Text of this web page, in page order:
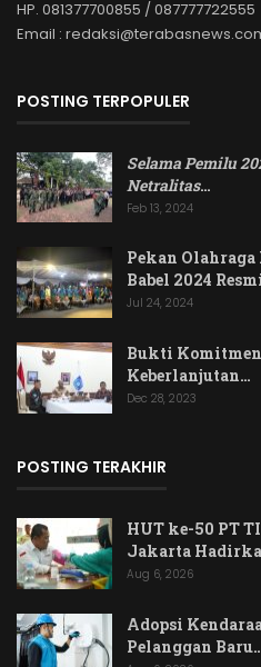
HP. 081377700855 / 087777722555
Email :
POSTING TERPOPULER
Selama Pemilu
Netralitas…
Feb 13, 2024
Pekan Olahraga
Babel 2024
Jul 24, 2024
Bukti
Keberlanjutan…
Dec 28, 2023
POSTING TERAKHIR
HUT ke-50 PT
Jakarta
Aug 6, 2026
Adopsi
Pelanggan